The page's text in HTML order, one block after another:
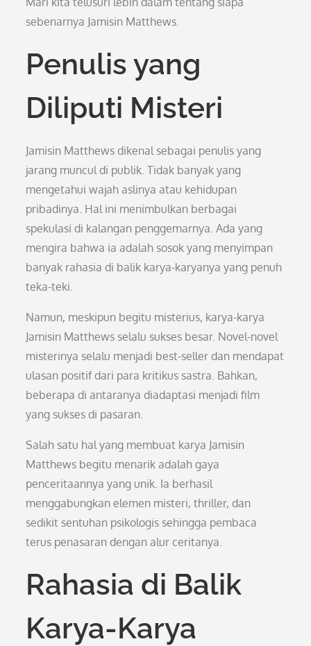
sebenarnya Jamisin Matthews.
Penulis yang
Diliputi Misteri
Jamisin Matthews dikenal sebagai penulis yang
jarang muncul di publik. Tidak banyak yang
mengetahui wajah aslinya atau kehidupan
pribadinya. Hal ini menimbulkan berbagai
spekulasi di kalangan penggemarnya. Ada yang
mengira bahwa ia adalah sosok yang menyimpan
banyak rahasia di balik karya-karyanya yang penuh
teka-teki.
Namun, meskipun begitu misterius, karya-karya
Jamisin Matthews selalu sukses besar. Novel-novel
misterinya selalu menjadi best-seller dan mendapat
ulasan positif dari para kritikus sastra. Bahkan,
beberapa di antaranya diadaptasi menjadi film
yang sukses di pasaran.
Salah satu hal yang membuat karya Jamisin
Matthews begitu menarik adalah gaya
penceritaannya yang unik. Ia berhasil
menggabungkan elemen misteri, thriller, dan
sedikit sentuhan psikologis sehingga pembaca
terus penasaran dengan alur ceritanya.
Rahasia di Balik
Karya-Karya